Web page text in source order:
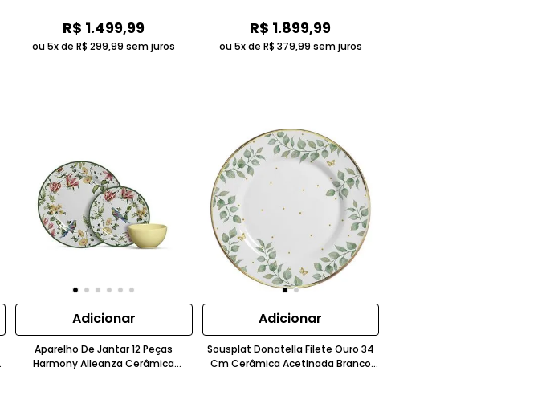
R$ 1.499,99
ou 5x deR$ 299,99 sem juros
R$ 1.899,99
ou 5x de R$ 379,99 sem juros
Adicionar
Aparelho De Jantar 12 Peças
Harmony Alleanza Cerâmica
Adicionar
Sousplat Donatella Filete Ouro 34
Cm Cerâmica Acetinada Branco